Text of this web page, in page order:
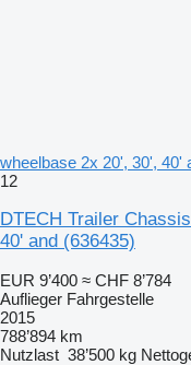
wheelbase 2x 20', 30', 40'
12
DTECH Trailer
40' and (636435)
EUR 9’400 ≈ CHF 8’784
Auflieger Fahrgestelle
2015
788’894 km
Nutzlast 38’500 kg